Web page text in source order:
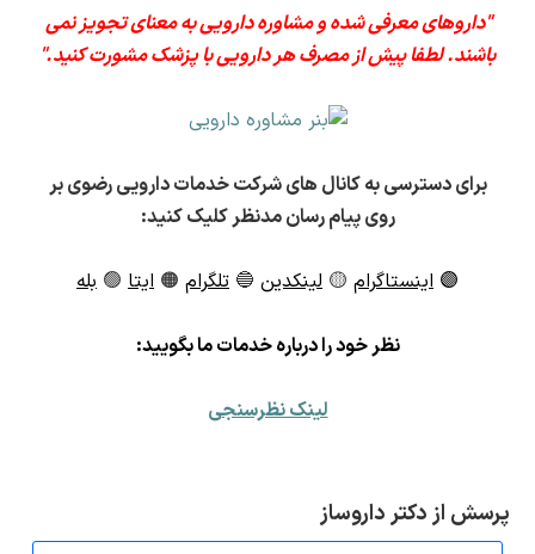
"داروهای معرفی شده و مشاوره دارویی به معنای تجویز نمی
باشند. لطفا پیش از مصرف هر دارویی با پزشک مشورت کنید."
برای دسترسی به کانال های شرکت خدمات دارویی رضوی بر
روی پیام رسان مدنظر کلیک کنید:
🟣 اینستاگرام 🟡 لینکدین 🔵 تلگرام 🟠 ایتا 🟢 بله
نظر خود را درباره خدمات ما بگویید:
لینک نظرسنجی
پرسش از دکتر داروساز